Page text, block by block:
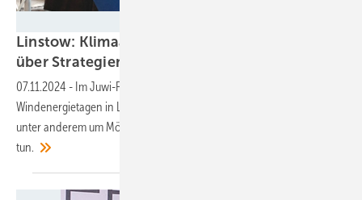
Linstow: Klimaaktivist diskutiert mit Publikum
über Strategien
07.11.2024 - Im Juwi-Forum, einem von über 100 Foren auf den
Windenergietagen in Linstow, Mecklenburg-Vorpommern, ging es
unter anderem um Möglichkeiten, etwas für den Klimaschutz zu
tun.